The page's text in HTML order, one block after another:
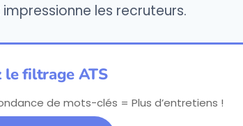
les recruteurs.
le filtrage ATS
de mots-clés = Plus d’entretiens !